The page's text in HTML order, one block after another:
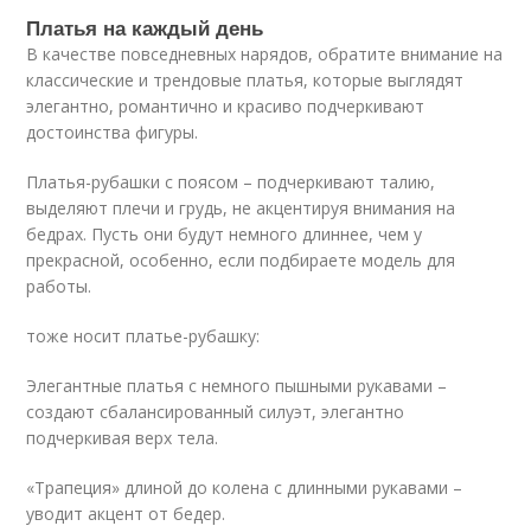
Платья на каждый день
В качестве повседневных нарядов, обратите внимание на
классические и трендовые платья, которые выглядят
элегантно, романтично и красиво подчеркивают
достоинства фигуры.
Платья-рубашки с поясом – подчеркивают талию,
выделяют плечи и грудь, не акцентируя внимания на
бедрах. Пусть они будут немного длиннее, чем у
прекрасной, особенно, если подбираете модель для
работы.
тоже носит платье-рубашку:
Элегантные платья с немного пышными рукавами –
создают сбалансированный силуэт, элегантно
подчеркивая верх тела.
«Трапеция» длиной до колена с длинными рукавами –
уводит акцент от бедер.